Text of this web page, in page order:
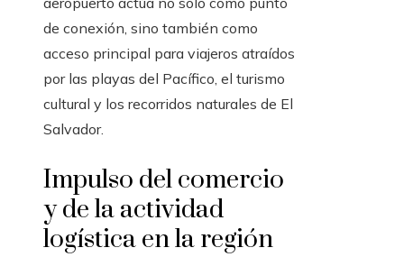
de conexión, sino también como
acceso principal para viajeros atraídos
por las playas del Pacífico, el turismo
cultural y los recorridos naturales de El
Salvador.
Impulso del comercio
y de la actividad
logística en la región